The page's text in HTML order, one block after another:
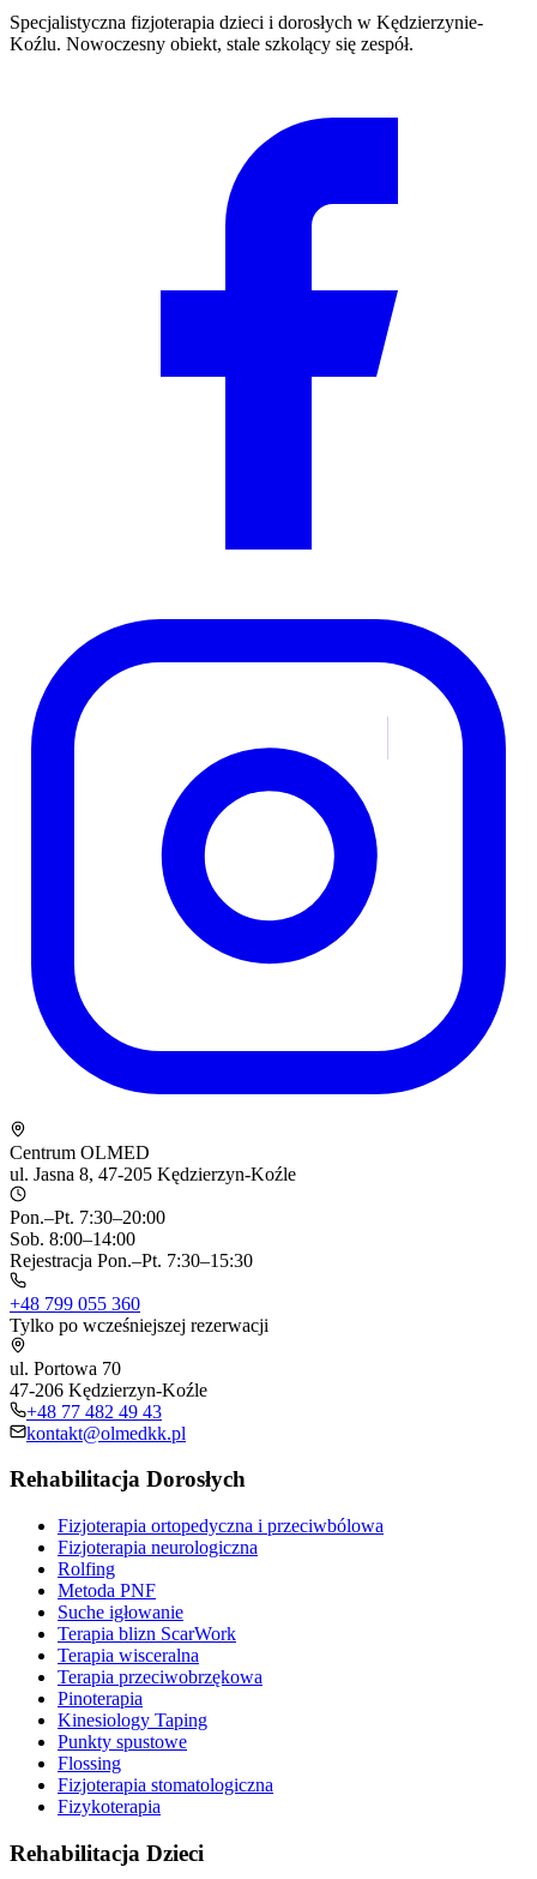
Specjalistyczna fizjoterapia dzieci i dorosłych w Kędzierzynie-
Koźlu. Nowoczesny obiekt, stale szkolący się zespół.
Centrum OLMED
ul. Jasna 8, 47-205 Kędzierzyn-Koźle
Pon.–Pt. 7:30–20:00
Sob. 8:00–14:00
Rejestracja Pon.–Pt. 7:30–15:30
+48 799 055 360
Tylko po wcześniejszej rezerwacji
ul. Portowa 70
47-206 Kędzierzyn-Koźle
+48 77 482 49 43
kontakt@olmedkk.pl
Rehabilitacja Dorosłych
Fizjoterapia ortopedyczna i przeciwbólowa
Fizjoterapia neurologiczna
Rolfing
Metoda PNF
Suche igłowanie
Terapia blizn ScarWork
Terapia wisceralna
Terapia przeciwobrzękowa
Pinoterapia
Kinesiology Taping
Punkty spustowe
Flossing
Fizjoterapia stomatologiczna
Fizykoterapia
Rehabilitacja Dzieci